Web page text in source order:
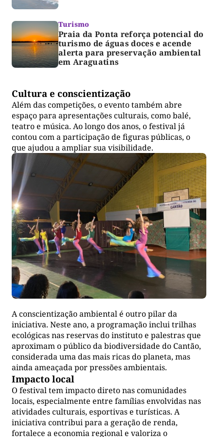
Turismo
Praia da Ponta reforça potencial do
turismo de águas doces e acende
alerta para preservação ambiental
em Araguatins
Cultura e conscientização
Além das competições, o evento também abre
espaço para apresentações culturais, como balé,
teatro e música. Ao longo dos anos, o festival já
contou com a participação de figuras públicas, o
que ajudou a ampliar sua visibilidade.
A conscientização ambiental é outro pilar da
iniciativa. Neste ano, a programação inclui trilhas
ecológicas nas reservas do instituto e palestras que
aproximam o público da biodiversidade do Cantão,
considerada uma das mais ricas do planeta, mas
ainda ameaçada por pressões ambientais.
Impacto local
O festival tem impacto direto nas comunidades
locais, especialmente entre famílias envolvidas nas
atividades culturais, esportivas e turísticas. A
iniciativa contribui para a geração de renda,
fortalece a economia regional e valoriza o